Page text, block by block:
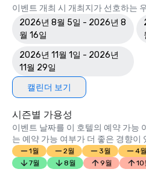
호텔 인디고 오스틴 다운타운 —
존경받는 여행사 중 하나인 AAA
다.AAA 등급을 통해 여행자와 회
한다는 확신을 가질 수 있습니다.
호텔 캠퍼스, 유연한 회의 공간, 수
도가 결합되어 기획자는 참석자
이벤트 개최 시 개최지가 선호하는
2026년 8월 5일 - 2026년 8
월 16일
2026년 11월 1일 - 2026년
11월 29일
캘린더 보기
시즌별 가용성
이벤트 날짜를 이 호텔의 예약 가능
는 예약 가능 여부가 더 좋은 경향이
1월 2월 3월 4월
7월
8월 9월 10